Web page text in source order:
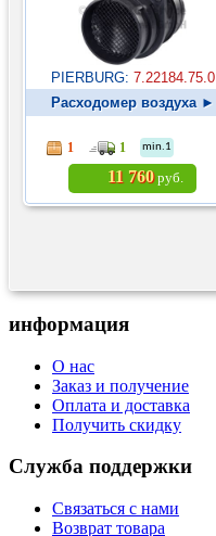
PIERBURG: 7.22184.75.0
Расходомер воздуха ►
1 1 min.1
11 760руб.
информация
О нас
Заказ и получение
Оплата и доставка
Получить скидку
Служба поддержки
Связаться с нами
Возврат товара